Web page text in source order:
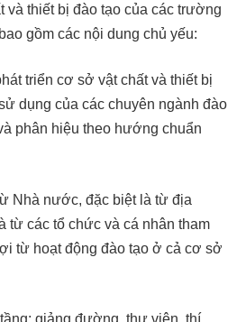
và thiết bị đào tạo của các trường
gồm các nội dung chủ yếu:
triển cơ sở vật chất và thiết bị
dụng của các chuyên ngành đào
phân hiệu theo hướng chuẩn
Nhà nước, đặc biệt là từ địa
từ các tổ chức và cá nhân tham
từ hoạt động đào tạo ở cả cơ sở